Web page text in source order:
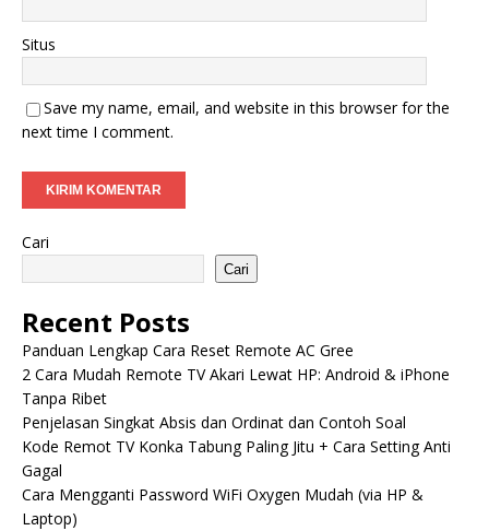
Situs
Save my name, email, and website in this browser for the
next time I comment.
Cari
Cari
Recent Posts
Panduan Lengkap Cara Reset Remote AC Gree
2 Cara Mudah Remote TV Akari Lewat HP: Android & iPhone
Tanpa Ribet
Penjelasan Singkat Absis dan Ordinat dan Contoh Soal
Kode Remot TV Konka Tabung Paling Jitu + Cara Setting Anti
Gagal
Cara Mengganti Password WiFi Oxygen Mudah (via HP &
Laptop)